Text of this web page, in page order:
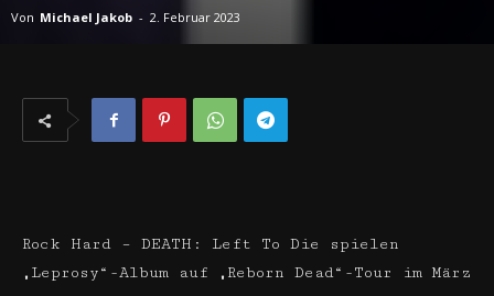
Von Michael Jakob - 2. Februar 2023
Rock Hard – DEATH: Left To Die spielen
„Leprosy“-Album auf „Reborn Dead“-Tour im März